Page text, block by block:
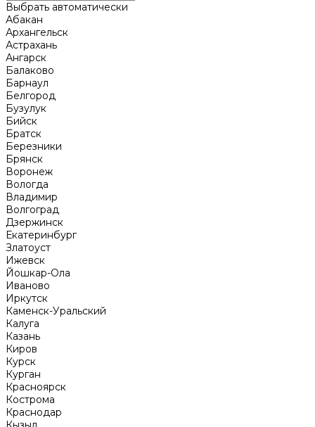
Выбрать автоматически
Абакан
Архангельск
Астрахань
Ангарск
Балаково
Барнаул
Белгород
Бузулук
Бийск
Братск
Березники
Брянск
Воронеж
Вологда
Владимир
Волгоград
Дзержинск
Екатеринбург
Златоуст
Ижевск
Йошкар-Ола
Иваново
Иркутск
Каменск-Уральский
Калуга
Казань
Киров
Курск
Курган
Красноярск
Кострома
Краснодар